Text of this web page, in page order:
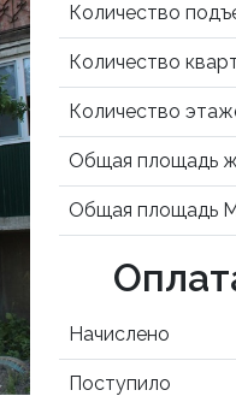
Количество
Количество
Количество
Общая площадь
Общая площадь
Начислено
Поступило